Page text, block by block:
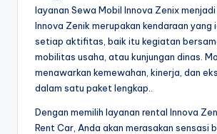
layanan Sewa Mobil Innova Zenix
Innova Zenik merupakan kendaraan yang
setiap aktifitas, baik itu kegiatan
mobilitas usaha, atau kunjungan dinas.
menawarkan kemewahan, kinerja, dan
dalam satu paket lengkap..
Dengan memilih layanan rental Innova
Rent Car, Anda akan merasakan sensasi